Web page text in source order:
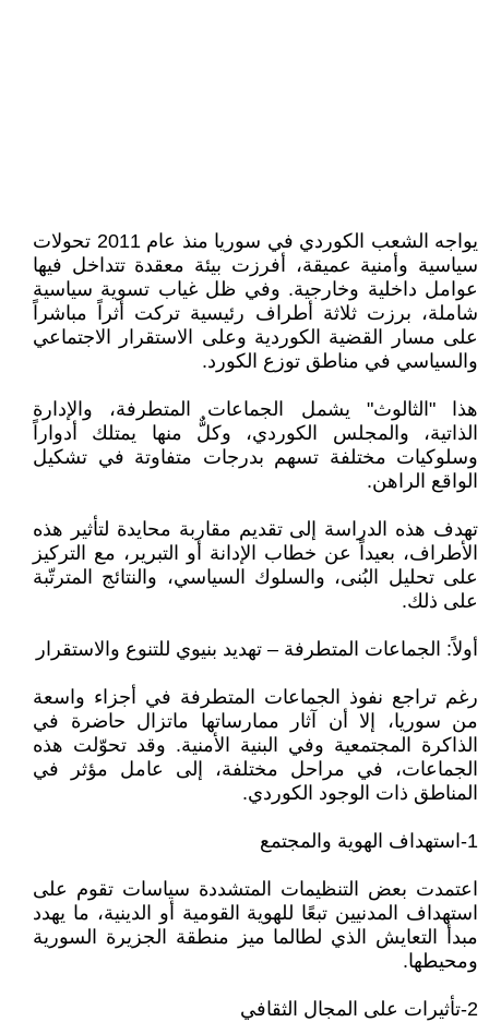
يواجه الشعب الكوردي في سوريا منذ عام 2011 تحولات
سياسية وأمنية عميقة، أفرزت بيئة معقدة تتداخل فيها
عوامل داخلية وخارجية. وفي ظل غياب تسوية سياسية
شاملة، برزت ثلاثة أطراف رئيسية تركت أثراً مباشراً
على مسار القضية الكوردية وعلى الاستقرار الاجتماعي
والسياسي في مناطق توزع الكورد.
هذا "الثالوث" يشمل الجماعات المتطرفة، والإدارة
الذاتية، والمجلس الكوردي، وكلٌّ منها يمتلك أدواراً
وسلوكيات مختلفة تسهم بدرجات متفاوتة في تشكيل
الواقع الراهن.
تهدف هذه الدراسة إلى تقديم مقاربة محايدة لتأثير هذه
الأطراف، بعيداً عن خطاب الإدانة أو التبرير، مع التركيز
على تحليل البُنى، والسلوك السياسي، والنتائج المترتّبة
على ذلك.
أولاً: الجماعات المتطرفة – تهديد بنيوي للتنوع والاستقرار
رغم تراجع نفوذ الجماعات المتطرفة في أجزاء واسعة
من سوريا، إلا أن آثار ممارساتها ماتزال حاضرة في
الذاكرة المجتمعية وفي البنية الأمنية. وقد تحوّلت هذه
الجماعات، في مراحل مختلفة، إلى عامل مؤثر في
المناطق ذات الوجود الكوردي.
1-استهداف الهوية والمجتمع
اعتمدت بعض التنظيمات المتشددة سياسات تقوم على
استهداف المدنيين تبعًا للهوية القومية أو الدينية، ما يهدد
مبدأ التعايش الذي لطالما ميز منطقة الجزيرة السورية
ومحيطها.
2-تأثيرات على المجال الثقافي